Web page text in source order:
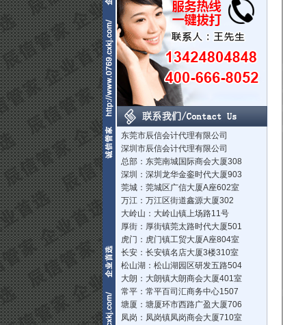
东莞市辰信会计代理有限公司
深圳市辰信会计代理有限公司
总部：东莞南城国际商会大厦308
深圳：深圳龙华金銮时代大厦903
莞城：莞城区广信大厦A座602室
万江：万江区街道鑫源大厦302
大岭山：大岭山镇上场路11号
厚街：厚街镇莞太路时代大厦501
虎门：虎门镇工贸大厦A座804室
长安：长安镇名店大厦3楼310室
松山湖：松山湖园区研发五路504
大朗：大朗镇大朗商会大厦401室
常平：常平百司汇商务中心1507
塘厦：塘厦环市西路广盈大厦706
凤岗：凤岗镇凤岗商会大厦710室